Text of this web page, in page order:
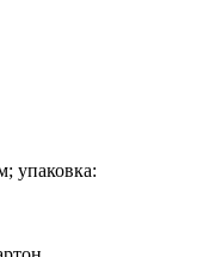
упаковка: